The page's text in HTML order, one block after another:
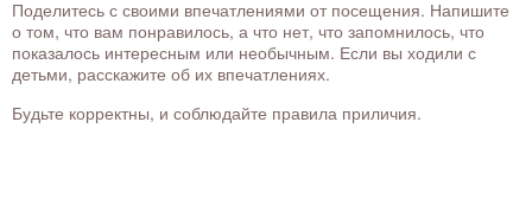
Поделитесь с своими впечатлениями от посещения. Напишите
о том, что вам понравилось, а что нет, что запомнилось, что
показалось интересным или необычным. Если вы ходили с
детьми, расскажите об их впечатлениях.
Будьте корректны, и соблюдайте правила приличия.